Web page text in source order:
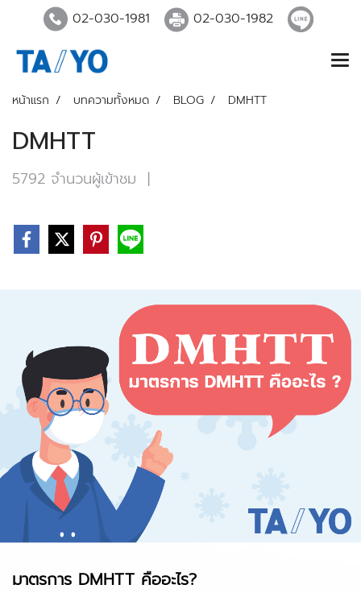
02-030-1981 02-030-1982
หน้าแรก บทความทั้งหมด BLOG DMHTT
DMHTT
5792 จำนวนผู้เข้าชม |
มาตรการ DMHTT คืออะไร?